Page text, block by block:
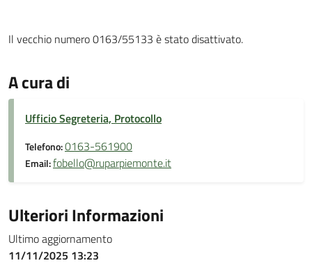
Il vecchio numero 0163/55133 è stato disattivato.
A cura di
Ufficio Segreteria, Protocollo
Telefono:0163-561900
Email:fobello@ruparpiemonte.it
Ulteriori Informazioni
Ultimo aggiornamento
11/11/2025 13:23